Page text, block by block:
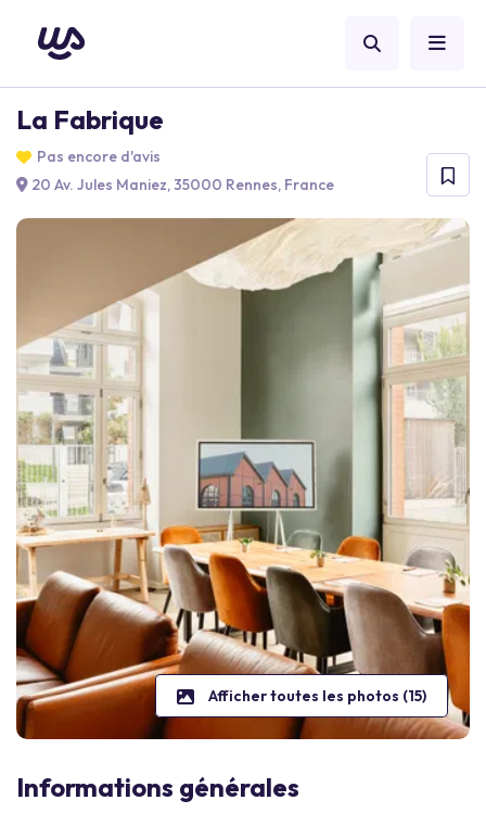
La Fabrique
Pas encore d'avis
20 Av. Jules Maniez, 35000 Rennes, France
Afficher toutes les photos (15)
Informations générales